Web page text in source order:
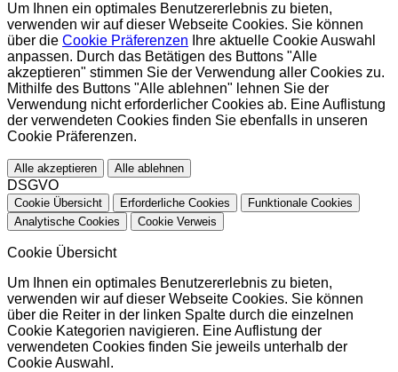
Um Ihnen ein optimales Benutzererlebnis zu bieten,
verwenden wir auf dieser Webseite Cookies. Sie können
über die Cookie Präferenzen Ihre aktuelle Cookie Auswahl
anpassen. Durch das Betätigen des Buttons "Alle
akzeptieren" stimmen Sie der Verwendung aller Cookies zu.
Mithilfe des Buttons "Alle ablehnen" lehnen Sie der
Verwendung nicht erforderlicher Cookies ab. Eine Auflistung
der verwendeten Cookies finden Sie ebenfalls in unseren
Cookie Präferenzen.
Alle akzeptieren Alle ablehnen
DSGVO
Cookie Übersicht Erforderliche Cookies
Funktionale Cookies
Analytische Cookies
Cookie Verweis
Cookie Übersicht
Um Ihnen ein optimales Benutzererlebnis zu bieten,
verwenden wir auf dieser Webseite Cookies. Sie können
über die Reiter in der linken Spalte durch die einzelnen
Cookie Kategorien navigieren. Eine Auflistung der
verwendeten Cookies finden Sie jeweils unterhalb der
Cookie Auswahl.